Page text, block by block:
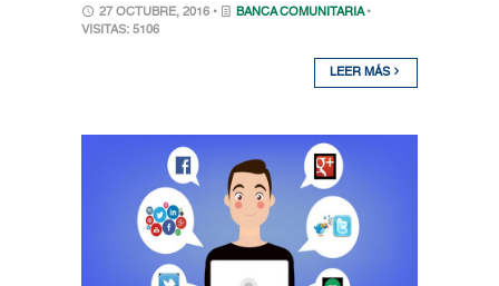
27 OCTUBRE, 2016 • BANCA COMUNITARIA •
VISITAS: 5106
LEER MÁS